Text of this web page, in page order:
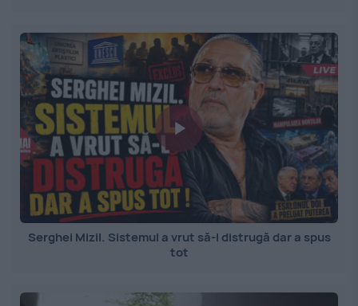
Serghei Mizil. Sistemul a vrut să-l distrugă dar a spus
tot